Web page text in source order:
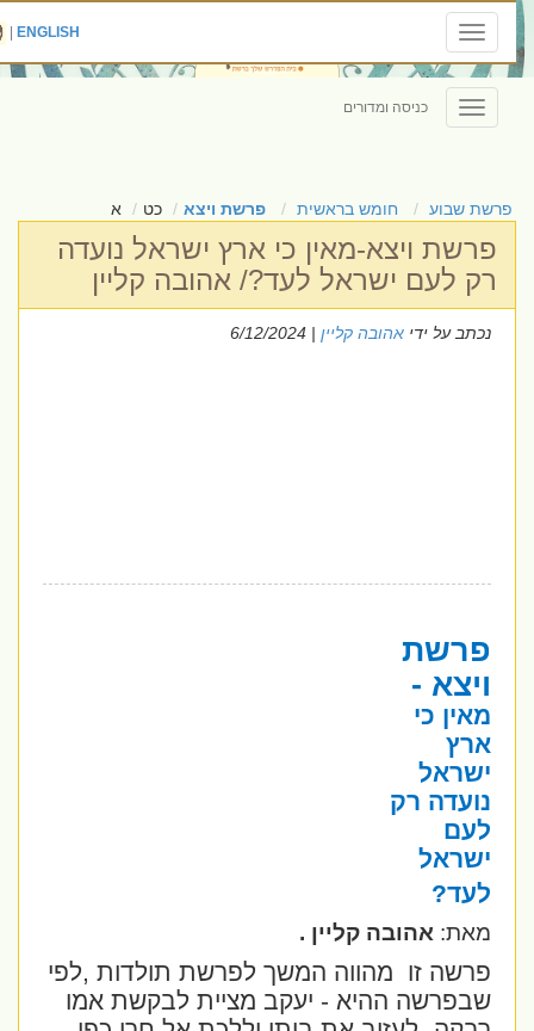
Toggle
navigation
ENGLISH
|
Toggle
navigation
כניסה ומדורים
פרשת שבוע חומש בראשית פרשת ויצא כט א
פרשת ויצא-מאין כי ארץ ישראל נועדה
רק לעם ישראל לעד?/ אהובה קליין
נכתב על ידיאהובה קליין| 6/12/2024
פרשת
ויצא -
מאין כי
ארץ
ישראל
נועדה רק
לעם
ישראל
לעד?
מאת:אהובה קליין .
פרשה זו
מהווה המשך לפרשת תולדות ,לפי
שבפרשה ההיא - יעקב מציית לבקשת אמו